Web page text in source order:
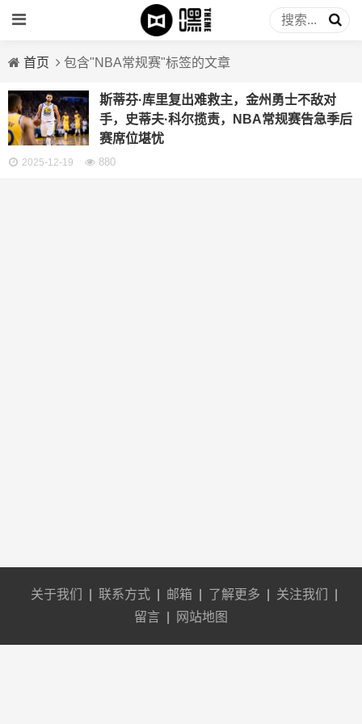
首页 包含"NBA常规赛"标签的文章
斯蒂芬·库里复出难救主，金州勇士不敌对
手，史蒂夫·科尔揽责，NBA常规赛告急季后
赛席位堪忧
2025-12-19 880
关于我们 联系方式 邮箱 了解更多 关注我们
留言
网站地图